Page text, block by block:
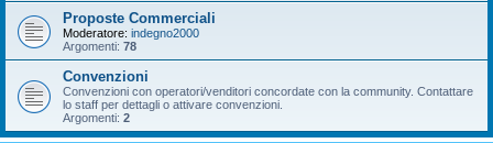
Proposte Commerciali
Moderatore: indegno2000
Argomenti: 78
Convenzioni
Convenzioni con operatori/venditori concordate con la community. Contattare
lo staff per dettagli o attivare convenzioni.
Argomenti: 2